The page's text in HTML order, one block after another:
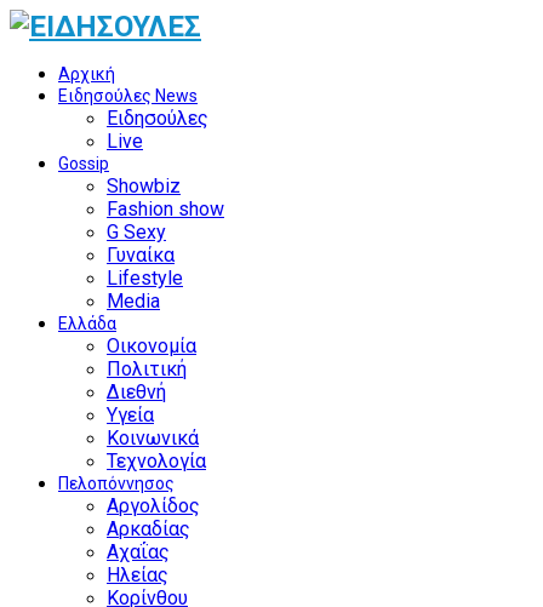
Αρχική
Ειδησούλες News
Ειδησούλες
Live
Gossip
Showbiz
Fashion show
G Sexy
Γυναίκα
Lifestyle
Media
Ελλάδα
Οικονομία
Πολιτική
Διεθνή
Υγεία
Κοινωνικά
Τεχνολογία
Πελοπόννησος
Αργολίδος
Αρκαδίας
Αχαΐας
Ηλείας
Κορίνθου